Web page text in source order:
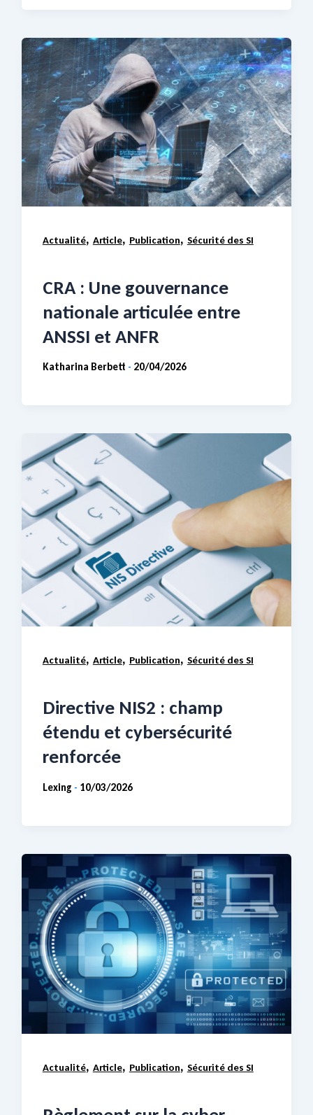
Actualité, Article, Publication, Sécurité des SI
CRA : Une gouvernance
nationale articulée entre
ANSSI et ANFR
Katharina Berbett - 20/04/2026
Actualité, Article, Publication, Sécurité des SI
Directive NIS2 : champ
étendu et cybersécurité
renforcée
Lexing - 10/03/2026
Actualité, Article, Publication, Sécurité des SI